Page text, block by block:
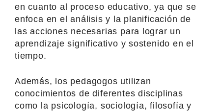
en cuanto al proceso educativo, ya que se
enfoca en el análisis y la planificación de
las acciones necesarias para lograr un
aprendizaje significativo y sostenido en el
tiempo.
Además, los pedagogos utilizan
conocimientos de diferentes disciplinas
como la psicología, sociología, filosofía y